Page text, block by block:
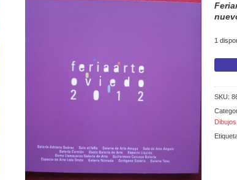
1
Feriarte
Oviedo
SKU: